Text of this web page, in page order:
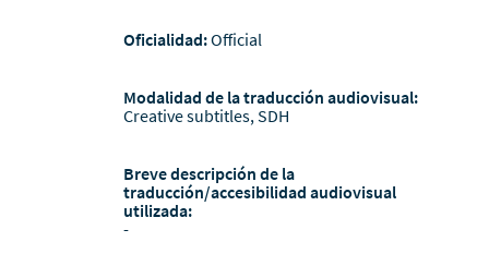
Oficialidad:Official
Modalidad de la traducción audiovisual:
Creative subtitles, SDH
Breve descripción de la
traducción/accesibilidad audiovisual
utilizada:
-